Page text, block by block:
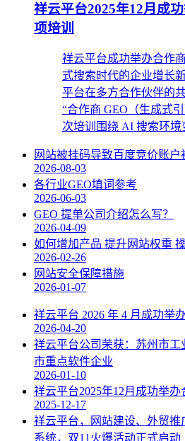
祥云平台2025年12月成
项培训
祥云平台成功举办合作
式搜索时代的企业增长
平台在多方合作伙伴的
“合作商 GEO（生成式
次培训围绕 AI 搜索环境
网站被挂码导致百度竞价账
2026-08-03
各行业GEO填词参考
2026-06-03
GEO 提单公司介绍怎么写？
2026-04-09
如何增加产品 提升网站权重
2026-02-26
网站安全保障措施
2026-01-07
祥云平台 2026 年 4 月成功举
2026-04-20
祥云平台公司荣获：苏州市工
市重点软件企业
2026-01-10
祥云平台2025年12月成功举办
2025-12-17
祥云平台，网站建设、外贸
系统，双11火爆活动正式启动